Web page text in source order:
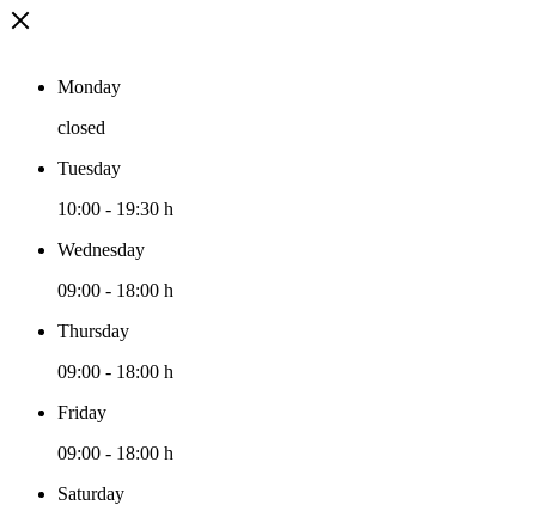
Monday
closed
Tuesday
10:00 - 19:30 h
Wednesday
09:00 - 18:00 h
Thursday
09:00 - 18:00 h
Friday
09:00 - 18:00 h
Saturday